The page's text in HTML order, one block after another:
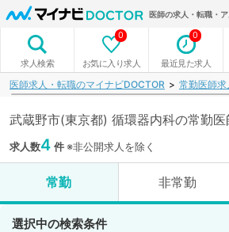
医師の求人・転職・
求人検索 お気に入り求人
0
最近見た求人
0
医師求人・転職のマイナビDOCTOR 常勤医師求
武蔵野市(東京都) 循環器内科の常勤
求人数4 件※非公開求人を除く
常勤 非常勤
選択中の検索条件